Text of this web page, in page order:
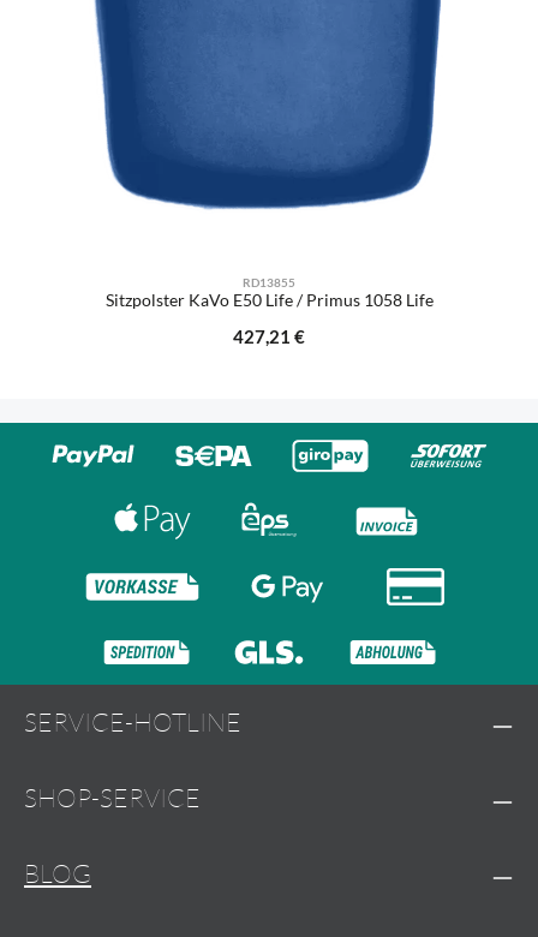
RD13855
Sitzpolster KaVo E50 Life / Primus 1058 Life
Regulärer Preis:
427,21 €
SERVICE-HOTLINE
SHOP-SERVICE
BLOG